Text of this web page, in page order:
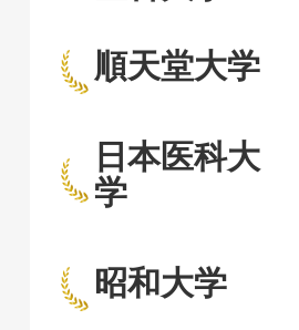
順天堂大学
日本医科大
学
昭和大学